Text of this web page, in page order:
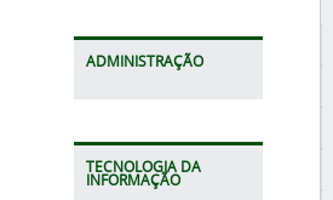
ADMINISTRAÇÃO
TECNOLOGIA DA
INFORMAÇÃO